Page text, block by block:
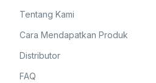
Tentang Kami
Cara Mendapatkan Produk
Distributor
FAQ